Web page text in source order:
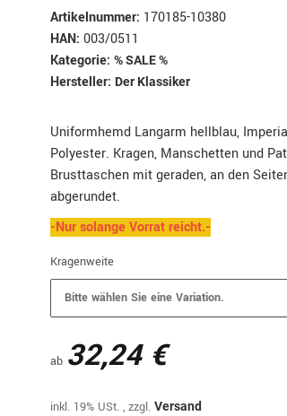
Artikelnummer: 170185-10380
HAN: 003/0511
Kategorie: % SALE %
Hersteller: Der Klassiker
Uniformhemd Langarm hellblau,
Polyester. Kragen, Manschetten und
Brusttaschen mit geraden, an den
abgerundet.
-Nur solange Vorrat reicht.-
Kragenweite
Bitte wählen Sie eine Variation.
ab 32,24 €
inkl. 19% USt. , zzgl. Versand